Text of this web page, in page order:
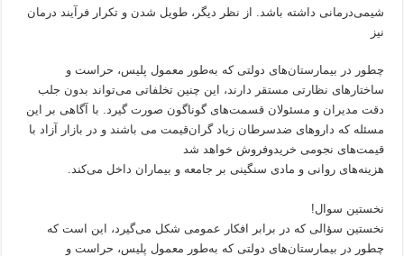
شیمی‌درمانی داشته باشد. از نظر دیگر، طویل‌ شدن و تکرار فرآیند درمان
نیز
چطور در بیمارستان‌های دولتی که به‌طور معمول پلیس، حراست و
ساختارهای نظارتی مستقر دارند، این چنین تخلفاتی می‌تواند بدون جلب
دقت مدیران و مسئولان قسمت‌های گوناگون صورت گیرد. با آگاهی بر این
مسئله که داروهای ضدسرطان زیاد گران‌قیمت می باشند و در بازار آزاد با
قیمت‌های نجومی خریدوفروش خواهد شد
هزینه‌های روانی و مادی سنگینی بر جامعه و بیماران داخل می‌کند.
نخستین سوال!
نخستین سؤالی که در برابر افکار عمومی شکل می‌گیرد، این است که
چطور در بیمارستان‌های دولتی که به‌طور معمول پلیس، حراست و